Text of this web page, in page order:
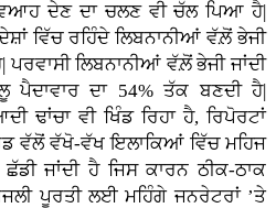
ਦੇਣ ਦਾ ਚਲਣ ਵੀ ਚੱਲ ਪਿਆ ਹੈ|
ਵਿੱਚ ਰਹਿੰਦੇ ਲਿਬਨਾਨੀਆਂ ਵੱਲ਼ੋਂ ਭੇਜੀ
ਪਰਵਾਸੀ ਲਿਬਨਾਨੀਆਂ ਵੱਲ਼ੋਂ ਭੇਜੀ ਜਾਂਦੀ
ਪੈਦਾਵਾਰ ਦਾ 54% ਤੱਕ ਬਣਦੀ ਹੈ|
ਢਾਂਚਾ ਵੀ ਖਿੰਡ ਰਿਹਾ ਹੈ, ਰਿਪੋਰਟਾਂ
ਵੱਲੋਂ ਵੱਖੋ-ਵੱਖ ਇਲਾਕਿਆਂ ਵਿੱਚ ਮਹਿਜ
ਜਾਂਦੀ ਹੈ ਜਿਸ ਕਾਰਨ ਠੀਕ-ਠਾਕ
ਪੂਰਤੀ ਲਈ ਮਹਿੰਗੇ ਜਨਰੇਟਰਾਂ ’ਤੇ